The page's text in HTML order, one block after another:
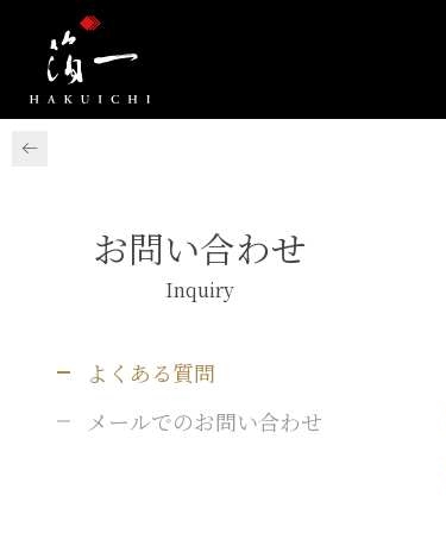
お問い合わせ
Inquiry
よくある質問
メールでのお問い合わせ